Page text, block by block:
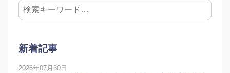
新着記事
2026年07月30日